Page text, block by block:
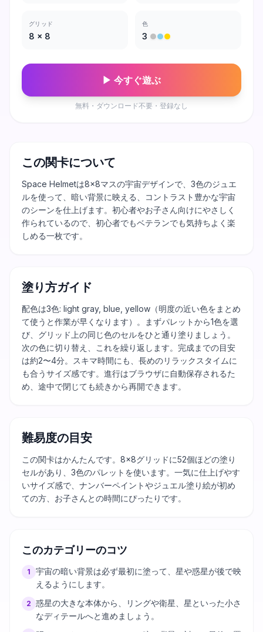
グリッド
8 × 8
色
3
▶ 今すぐ遊ぶ
無料・ダウンロード不要・登録なし
この関卡について
Space Helmetは8×8マスの宇宙デザインで、3色のジュエ
ルを使って、暗い背景に映える、コントラスト豊かな宇宙
のシーンを仕上げます。初心者やお子さん向けにやさしく
作られているので、初心者でもベテランでも気持ちよく楽
しめる一枚です。
塗り方ガイド
配色は3色: light gray, blue, yellow（明度の近い色をまとめ
て使うと作業が早くなります）。まずパレットから1色を選
び、グリッド上の同じ色のセルをひと通り塗りましょう。
次の色に切り替え、これを繰り返します。完成までの目安
は約2〜4分。スキマ時間にも、長めのリラックスタイムに
も合うサイズ感です。進行はブラウザに自動保存されるた
め、途中で閉じても続きから再開できます。
難易度の目安
この関卡はかんたんです。8×8グリッドに52個ほどの塗り
セルがあり、3色のパレットを使います。一気に仕上げやす
いサイズ感で、ナンバーペイントやジュエル塗り絵が初め
ての方、お子さんとの時間にぴったりです。
このカテゴリーのコツ
1
宇宙の暗い背景は必ず最初に塗って、星や惑星が後で映
えるようにします。
2 惑星の大きな本体から、リングや衛星、星といった小さ
なディテールへと進めましょう。